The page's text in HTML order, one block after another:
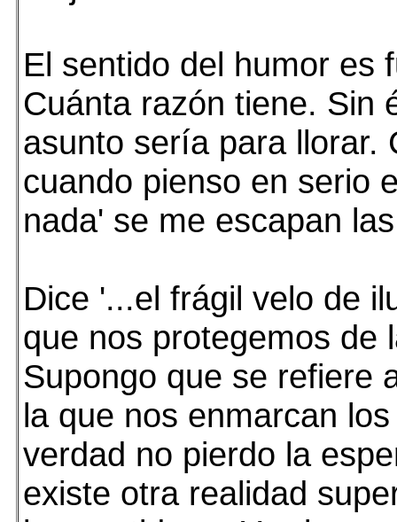
El sentido del humor es
Cuánta razón tiene. Sin
asunto sería para llorar.
cuando pienso en serio
nada' se me escapan
Dice '...el frágil velo de
que nos protegemos de
Supongo que se refiere
la que nos enmarcan
verdad no pierdo la
existe otra realidad